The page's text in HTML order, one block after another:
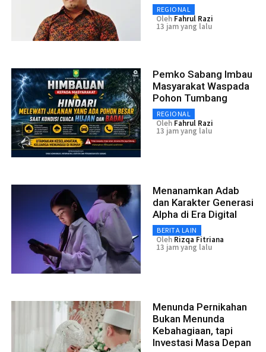
REGIONAL
Oleh Fahrul Razi
13 jam yang lalu
Pemko Sabang Imbau
Masyarakat Waspada
Pohon Tumbang
REGIONAL
Oleh Fahrul Razi
13 jam yang lalu
Menanamkan Adab
dan Karakter Generasi
Alpha di Era Digital
BERITA LAIN
Oleh Rizqa Fitriana
13 jam yang lalu
Menunda Pernikahan
Bukan Menunda
Kebahagiaan, tapi
Investasi Masa Depan